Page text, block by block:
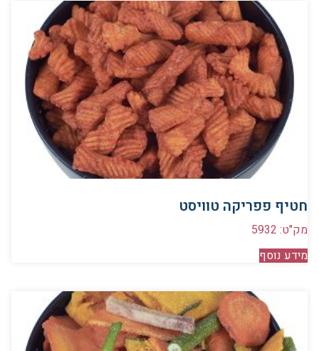
חטיף פפריקה טוויסט
מק"ט: 5932
מידע נוסף